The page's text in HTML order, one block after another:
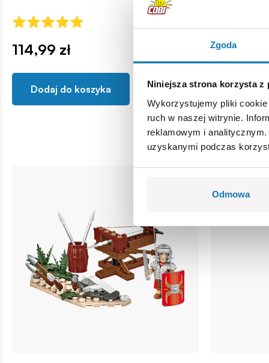
Zgoda
Niniejsza strona korzysta z
Wykorzystujemy pliki
ruch w naszej witrynie.
reklamowym i
uzyskanymi podczas
Odmowa
114,99 zł
Dodaj do koszyka
999,90
Dodaj